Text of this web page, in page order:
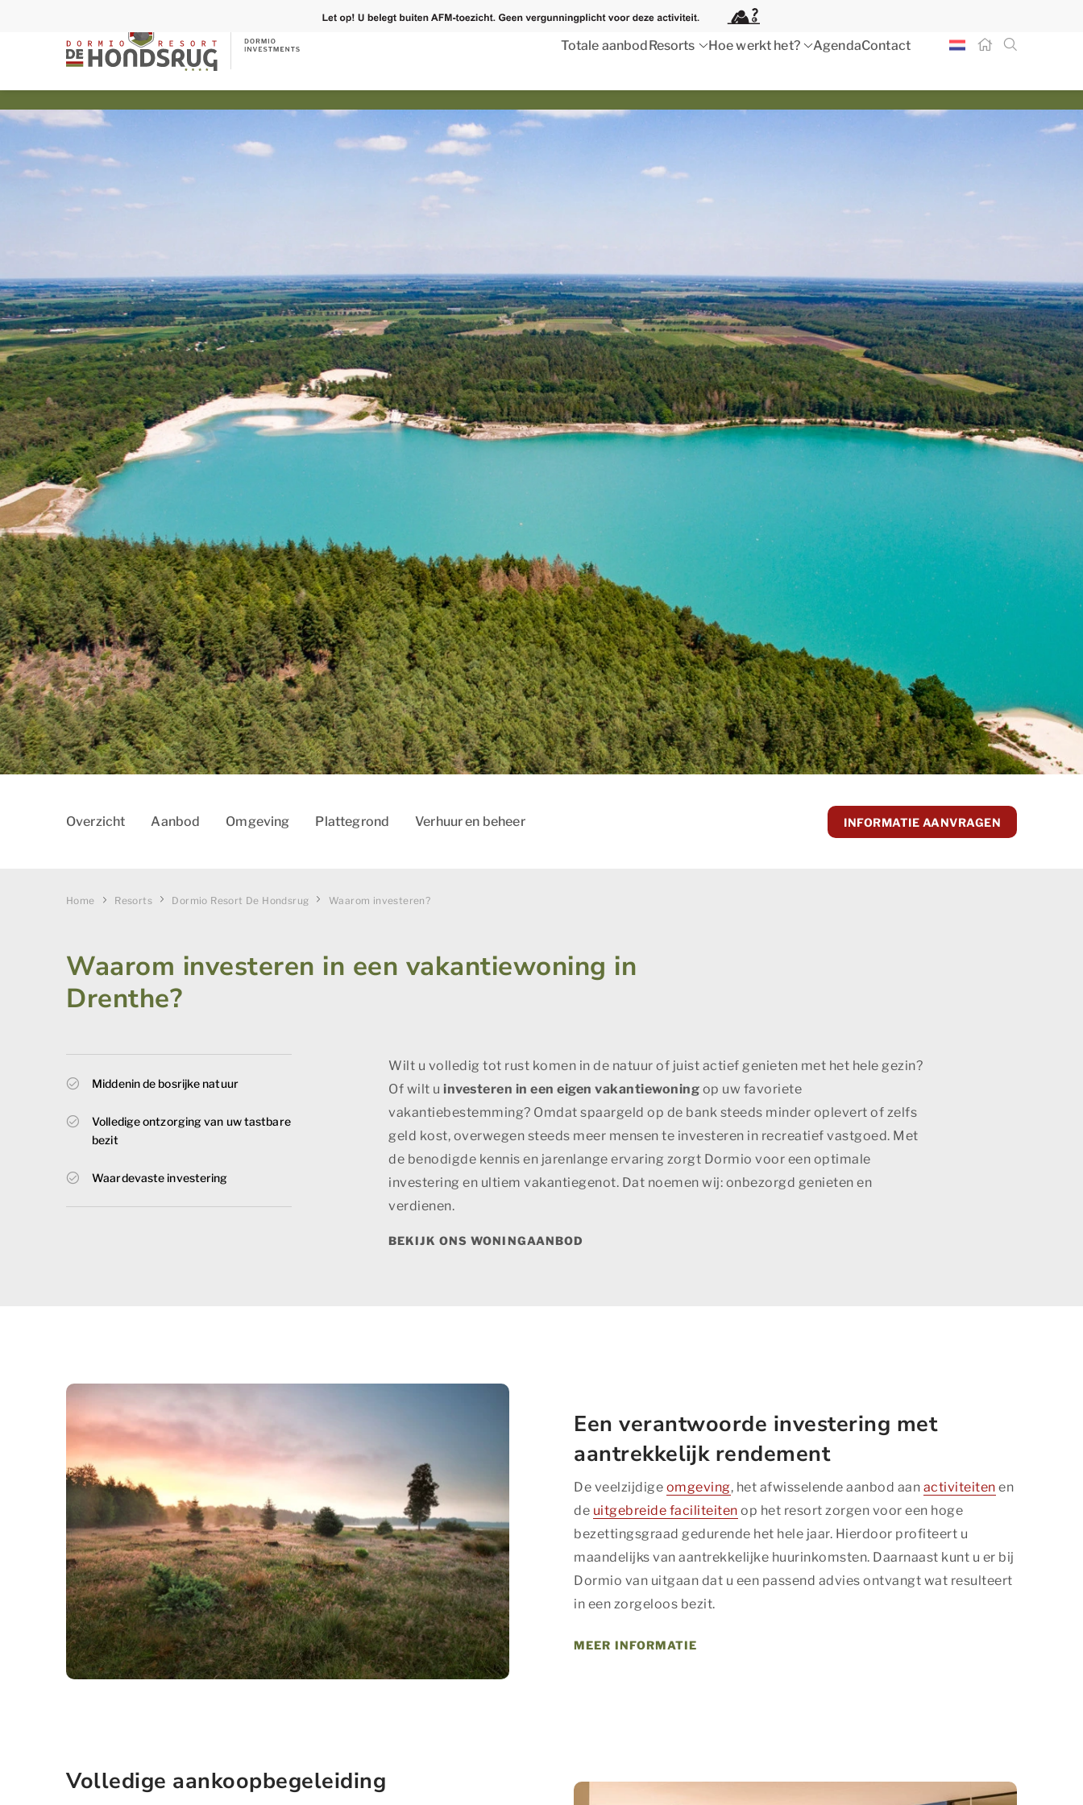
Totale aanbodResorts Hoe werkt het? AgendaContact
Overzicht Aanbod Omgeving Plattegrond Verhuur en beheer INFORMATIE AANVRAGEN
Home Resorts Dormio Resort De Hondsrug Waarom investeren?
Waarom investeren in een vakantiewoning in
Drenthe?
Middenin de bosrijke natuur
Volledige ontzorging van uw tastbare
bezit
Waardevaste investering
Wilt u volledig tot rust komen in de natuur of juist actief genieten met het hele gezin?
Of wilt u investeren in een eigen vakantiewoning op uw favoriete
vakantiebestemming? Omdat spaargeld op de bank steeds minder oplevert of zelfs
geld kost, overwegen steeds meer mensen te investeren in recreatief vastgoed. Met
de benodigde kennis en jarenlange ervaring zorgt Dormio voor een optimale
investering en ultiem vakantiegenot. Dat noemen wij: onbezorgd genieten en
verdienen.
BEKIJK ONS WONINGAANBOD
Een verantwoorde investering met
aantrekkelijk rendement
De veelzijdige omgeving, het afwisselende aanbod aan activiteiten en
de uitgebreide faciliteiten op het resort zorgen voor een hoge
bezettingsgraad gedurende het hele jaar. Hierdoor profiteert u
maandelijks van aantrekkelijke huurinkomsten. Daarnaast kunt u er bij
Dormio van uitgaan dat u een passend advies ontvangt wat resulteert
in een zorgeloos bezit.
MEER INFORMATIE
Volledige aankoopbegeleiding
Privacy opties
Dankzij cookies hoeft u niet steeds dezelfde informatie in te voeren wanneer u onze site bekijkt. Ze
geven ons ook inzicht hoe u onze site bekijkt. Zo kunnen wij deze steeds beter maken.
Essentiële cookies
Essentiële cookies worden gebruikt om algemene statistieken vast te leggen en kunnen in geen
Marketingcookies worden gebruikt om bezoekers te volgen wanneer ze verschillende websites